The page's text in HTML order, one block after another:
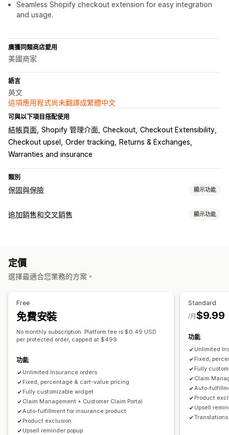
Seamless Shopify checkout extension for easy integration
and usage.
廣獲同類商店愛用
美國商家
語言
英文
這項應用程式尚未翻譯成繁體中文
可與以下項目搭配使用
結帳頁面 Shopify 管理介面 Checkout Checkout Extensibility
Checkout upsel
Order tracking
Returns & Exchanges
Warranties and insurance
類別
保固與保險 顯示功能
保障類型
選擇加入體驗
自動選擇加入 購物車頁面
申訴管理
自動處理 申訴入口網站 申訴控制面板 追蹤
電子郵件通知
追加銷售和交叉銷售 顯示功能
一鍵加入商品
分析
點閱率 轉換率 推薦成效 最佳化建議 漏斗成效
定價
選擇最適合您業務的方案。
Free
免費安裝
No monthly subscription. Platform fee is $0.49 USD
per protected order, capped at $499
功能
Unlimited Insurance orders
Fixed, percentage & cart-value pricing
Fully customizable widget
Claim Management + Customer Claim Portal
Auto-fulfillment for insurance product
Product exclusion
Upsell reminder popup
Standard
$9.99
/月
功能
Unlimited
Fixed,
Fully
Claim
Auto-
Product
Upsell
Translations